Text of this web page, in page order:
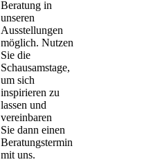
Beratung in
unseren
Ausstellungen
möglich. Nutzen
Sie die
Schausamstage,
um sich
inspirieren zu
lassen und
vereinbaren
Sie dann einen
Beratungstermin
mit uns.